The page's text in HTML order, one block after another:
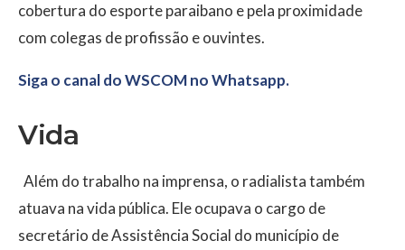
cobertura do esporte paraibano e pela proximidade
com colegas de profissão e ouvintes.
Siga o canal do WSCOM no Whatsapp.
Vida
Além do trabalho na imprensa, o radialista também
atuava na vida pública. Ele ocupava o cargo de
secretário de Assistência Social do município de